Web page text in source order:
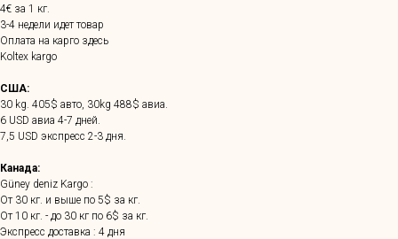
4€ за 1 кг.
3-4 недели идет товар
Оплата на карго здесь
Koltex kargo
США:
30 kg. 405$ авто, 30kg 488$ авиа.
6 USD авиа 4-7 дней.
7,5 USD экспресс 2-3 дня.
Канада:
Güney deniz Kargo :
От 30 кг. и выше по 5$ за кг.
От 10 кг. - до 30 кг по 6$ за кг.
Экспресс доставка : 4 дня